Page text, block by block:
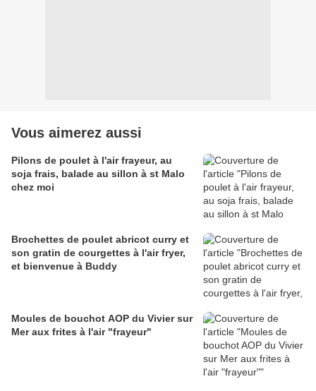
Vous aimerez aussi
Pilons de poulet à l'air frayeur, au
soja frais, balade au sillon à st Malo
chez moi
Brochettes de poulet abricot curry et
son gratin de courgettes à l'air fryer,
et bienvenue à Buddy
Moules de bouchot AOP du Vivier sur
Mer aux frites à l'air "frayeur"